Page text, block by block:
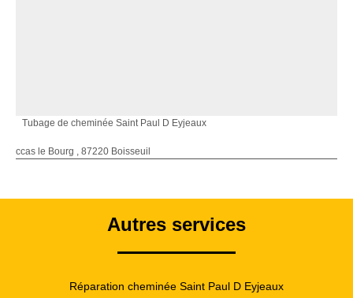
Tubage de cheminée Saint Paul D Eyjeaux
ccas le Bourg , 87220 Boisseuil
Autres services
Réparation cheminée Saint Paul D Eyjeaux